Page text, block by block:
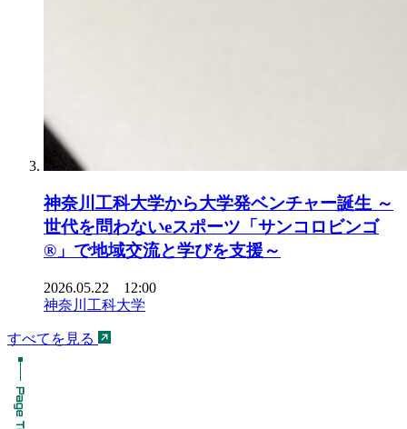
神奈川工科大学から大学発ベンチャー誕生 ～
世代を問わないeスポーツ「サンコロビンゴ
®」で地域交流と学びを支援～
2026.05.22 12:00
神奈川工科大学
すべてを見る